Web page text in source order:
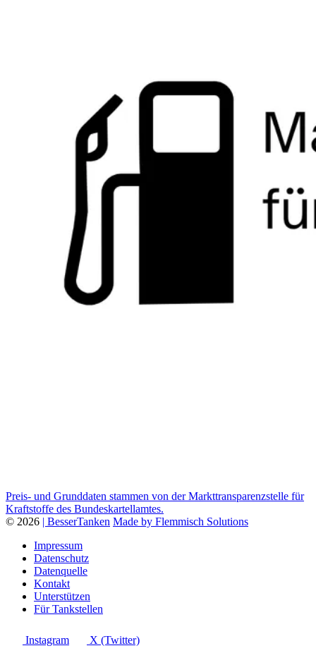
Preis- und Grunddaten stammen von der Markttransparenzstelle für
Kraftstoffe des Bundeskartellamtes.
© 2026 | BesserTanken Made by Flemmisch Solutions
Impressum
Datenschutz
Datenquelle
Kontakt
Unterstützen
Für Tankstellen
Instagram X (Twitter)